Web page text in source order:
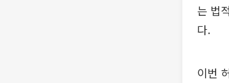
는 법
다.
이번